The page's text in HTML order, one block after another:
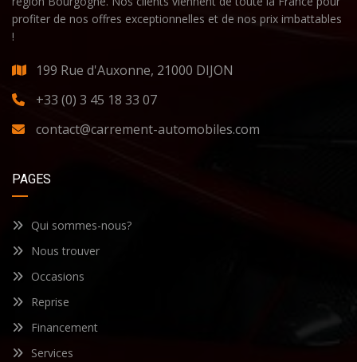
profiter de nos offres exceptionnelles et de nos prix imbattables
!
199 Rue d'Auxonne, 21000 DIJON
+33 (0) 3 45 18 33 07
contact@carrement-automobiles.com
PAGES
Qui sommes-nous?
Nous trouver
Occasions
Reprise
Financement
Services